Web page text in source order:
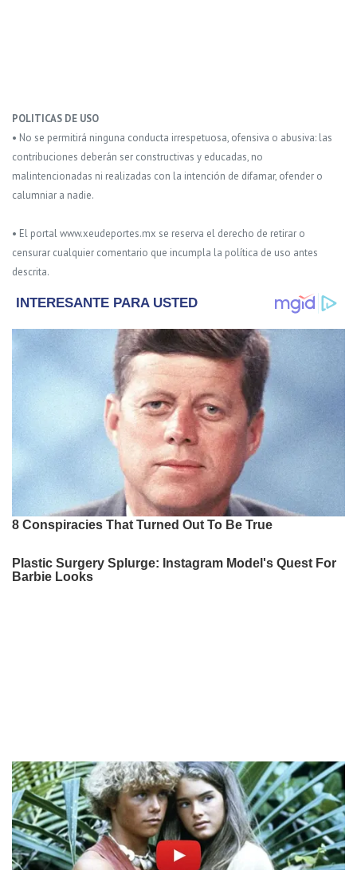
POLITICAS DE USO
• No se permitirá ninguna conducta irrespetuosa, ofensiva o abusiva: las
contribuciones deberán ser constructivas y educadas, no
malintencionadas ni realizadas con la intención de difamar, ofender o
calumniar a nadie.
• El portal www.xeudeportes.mx se reserva el derecho de retirar o
censurar cualquier comentario que incumpla la política de uso antes
descrita.